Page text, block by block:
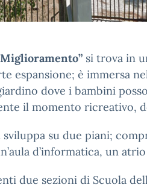
si trova in
espansione; è immersa
dove i bambini
il momento ricreativo,
sviluppa su due piani;
d’informatica, un
due sezioni di Scuola